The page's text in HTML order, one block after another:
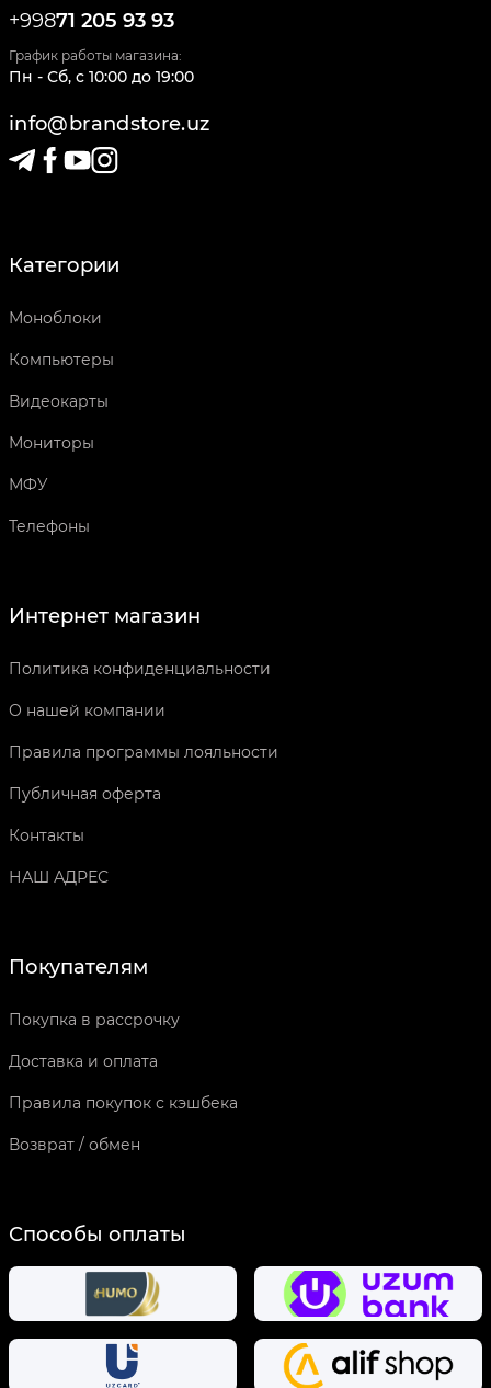
+99871 205 93 93
График работы магазина:
Пн - Сб, c 10:00 до 19:00
info@brandstore.uz
Категории
Моноблоки
Компьютеры
Видеокарты
Мониторы
МФУ
Телефоны
Интернет магазин
Политика конфиденциальности
О нашей компании
Правила программы лояльности
Публичная оферта
Контакты
НАШ АДРЕС
Покупателям
Покупка в рассрочку
Доставка и оплата
Правила покупок с кэшбека
Возврат / обмен
Способы оплаты